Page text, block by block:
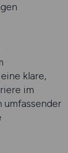
klare,
im
umfassender